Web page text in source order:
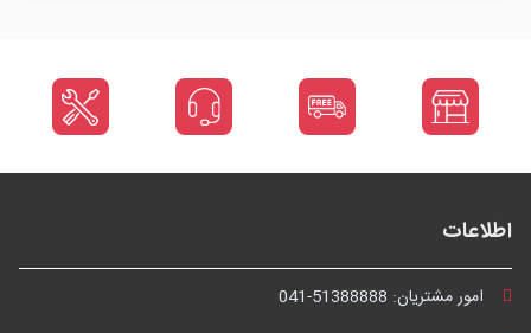
اطلاعات
امور مشتریان: 041-51388888